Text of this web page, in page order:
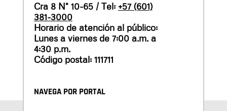
Cra 8 N° 10-65 / Tel: +57 (601)
381-3000
Horario de atención al público:
Lunes a viernes de 7:00 a.m. a
4:30 p.m.
Código postal: 111711
NAVEGA POR PORTAL